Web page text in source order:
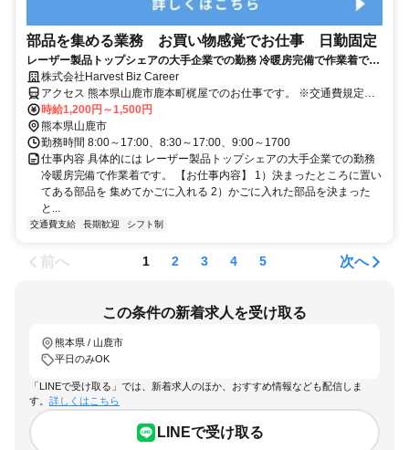
部品を集める業務 お買い物感覚でお仕事 日勤固定
レーザー製品トップシェアの大手企業での勤務 冷暖房完備で作業着で
す。株式会社Harvest Biz Career
アクセス 熊本県山鹿市鹿本町梶屋でのお仕事です。 ※交通費規定支
給（月額20000円まで支給) ※派遣求人のため地図情報は市役所など
の位置になっております。ご了承ください。
時給1,200円～1,500円
熊本県山鹿市
勤務時間 8:00～17:00、8:30～17:00、9:00～1700
仕事内容 具体的には レーザー製品トップシェアの大手企業での勤務
冷暖房完備で作業着です。 【お仕事内容】 1）決まったところに置い
てある部品を 集めてかごに入れる 2）かごに入れた部品を決まった
と...
交通費支給 長期歓迎 シフト制
前へ 1 2 3 4 5 次へ
この条件の新着求人を受け取る
熊本県 / 山鹿市
平日のみOK
「LINEで受け取る」では、新着求人のほか、おすすめ情報なども配信しま
す。 詳しくはこちら
LINEで受け取る